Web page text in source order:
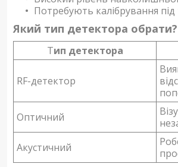
Потребують калібрування під
Який тип детектора обрати?
Тип детектора
RF-детектор
Оптичний
Акустичний